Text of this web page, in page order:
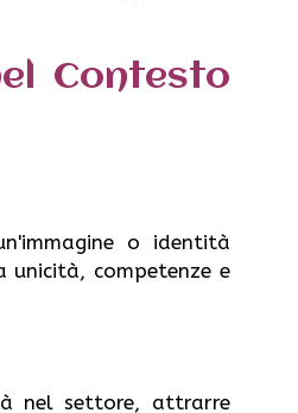
Contesto
o identità
unicità, competenze e
nel settore, attrarre